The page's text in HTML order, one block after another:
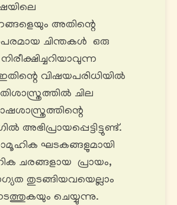
അതിന്റെ
ചിന്തകൾ ഒരു
വിഷയപരിധിയിൽ
ചില
അഭിപ്രായപ്പെട്ടിട്ടുണ്ട്.
ഘടകങ്ങളുമായി
ചരങ്ങളായ പ്രായം,
തുടങ്ങിയവയെല്ലാം
ചെയ്യുന്നു.